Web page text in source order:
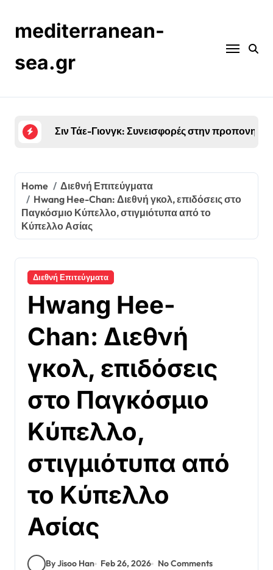
contentmediterranean-
sea.gr
Jung Woo-Young: Ιστορία ζωής, Πρώτες
Home
Διεθνή Επιτεύγματα
Hwang Hee-Chan: Διεθνή γκολ, επιδόσεις στο
Παγκόσμιο Κύπελλο, στιγμιότυπα από το
Κύπελλο Ασίας
Διεθνή Επιτεύγματα
Hwang Hee-
Chan: Διεθνή
γκολ, επιδόσεις
στο Παγκόσμιο
Κύπελλο,
στιγμιότυπα από
το Κύπελλο
Ασίας
By Jisoo Han Feb 26, 2026 No Comments